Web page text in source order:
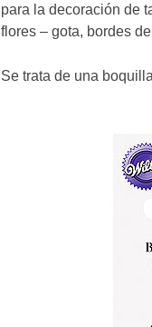
para la decoración de
flores – gota, bordes
Se trata de una